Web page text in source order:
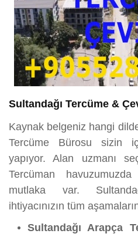
Sultandağı Tercüme &
Kaynak belgeniz hangi
Tercüme Bürosu sizin
yapıyor. Alan uzmanı
Tercüman
mutlaka var.
ihtiyacınızın tüm
Sultandağı Arapça